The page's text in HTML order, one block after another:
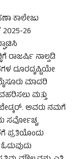
ಕಾಲೇಜು
26
ರಾಜರ್ಷಿ ನಾಲ್ವಡಿ
ದೂರದೃಷ್ಟಿಯೇ
ಮಾದರಿ
ಮತ್ತು
ಅವರು ನಮಗೆ
ಸರ್ವೋಚ್ಚ
ಪ್ರತಿಯೊಂದು